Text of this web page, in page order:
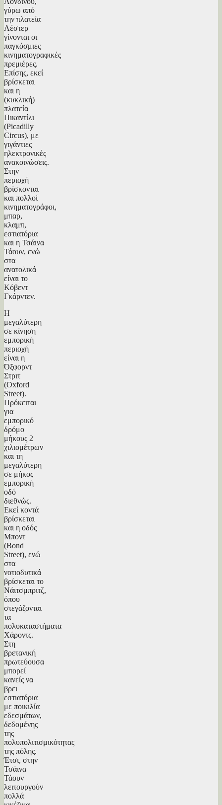
γύρω από
την πλατεία
Λέστερ
γίνονται οι
παγκόσμιες
κινηματογραφικές
πρεμιέρες.
Επίσης, εκεί
βρίσκεται
και η
(κυκλική)
πλατεία
Πικαντίλι
(Picadilly
Circus), με
γιγάντιες
ηλεκτρονικές
ανακοινώσεις.
Στην
περιοχή
βρίσκονται
και πολλοί
κινηματογράφοι,
μπαρ,
κλαμπ,
εστιατόρια
και η Τσάινα
Τάουν, ενώ
στα
ανατολικά
είναι το
Κόβεντ
Γκάρντεν.
Η
μεγαλύτερη
σε κίνηση
εμπορική
περιοχή
είναι η
Όξφορντ
Στριτ
(Oxford
Street).
Πρόκειται
για
εμπορικό
δρόμο
μήκους 2
χιλιομέτρων
και τη
μεγαλύτερη
σε μήκος
εμπορική
οδό
διεθνώς.
Εκεί κοντά
βρίσκεται
και η οδός
Μποντ
(Bond
Street), ενώ
στα
νοτιοδυτικά
βρίσκεται το
Νάιτσμπριτζ,
όπου
στεγάζονται
τα
πολυκαταστήματα
Χάροντς.
Στη
βρετανική
πρωτεύουσα
μπορεί
κανείς να
βρει
εστιατόρια
με ποικιλία
εδεσμάτων,
δεδομένης
της
πολυπολιτισμικότητας
της πόλης.
Έτσι, στην
Τσάινα
Τάουν
λειτουργούν
πολλά